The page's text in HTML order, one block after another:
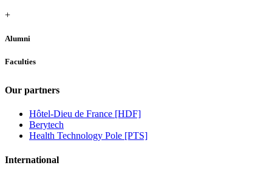
+
Alumni
Faculties
Our partners
Hôtel-Dieu de France [HDF]
Berytech
Health Technology Pole [PTS]
International